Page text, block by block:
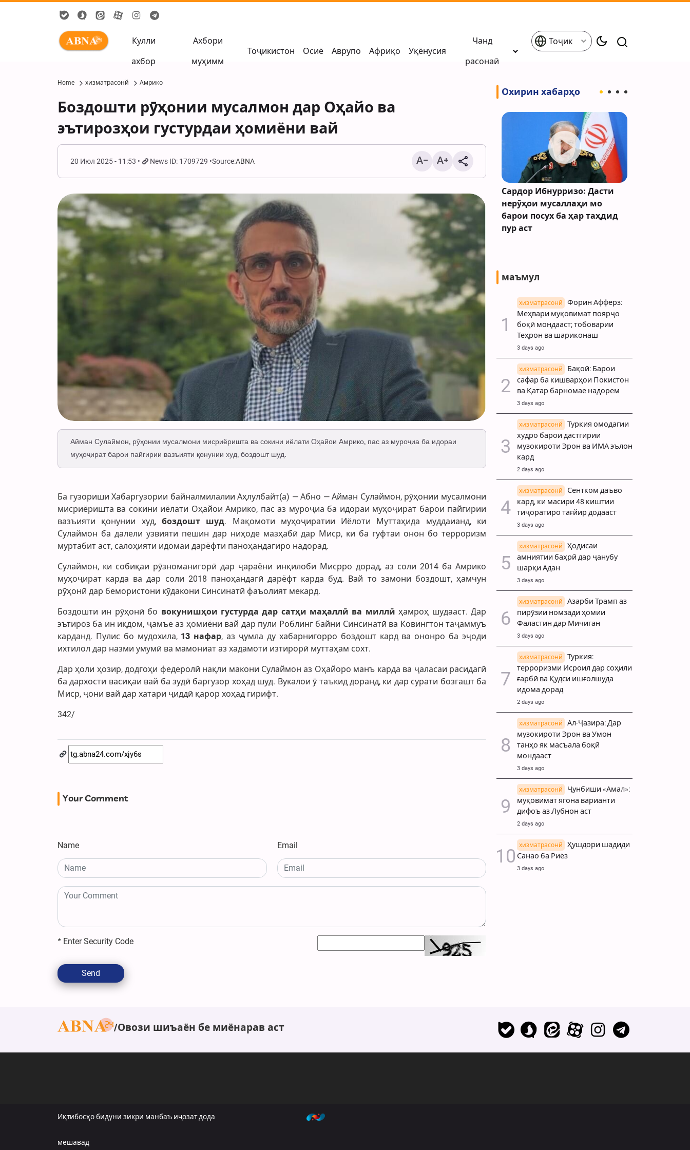
Кулли
ахбор
Ахбори
муҳимм
Тоҷикистон Осиё Аврупо Африқо Уқёнусия
Чанд
расонаӣ
Тоҷик
Home хизматрасонй Амрико
Боздошти рӯҳонии мусалмон дар Оҳайо ва
эътирозҳои густурдаи ҳомиёни вай
20 Июл 2025 - 11:53 News ID: 1709729 Source:ABNA
Айман Сулаймон, рӯҳонии мусалмони мисриёришта ва сокини иёлати Оҳайои Амрико, пас аз муроҷиа ба идораи
муҳоҷират барои пайгирии вазъияти қонунии худ, боздошт шуд.
Ба гузориши Хабаргузории байналмилалии Аҳлулбайт(а) — Абно — Айман Сулаймон, рӯҳонии мусалмони
мисриёришта ва сокини иёлати Оҳайои Амрико, пас аз муроҷиа ба идораи муҳоҷират барои пайгирии
вазъияти қонунии худ, боздошт шуд. Мақомоти муҳоҷиратии Иёлоти Муттаҳида муддаианд, ки
Сулаймон ба далели узвияти пешин дар ниҳоде мазҳабӣ дар Миср, ки ба гуфтаи онон бо терроризм
муртабит аст, салоҳияти идомаи дарёфти паноҳандагиро надорад.
Сулаймон, ки собиқаи рӯзноманигорӣ дар ҷараёни инқилоби Мисрро дорад, аз соли 2014 ба Амрико
муҳоҷират карда ва дар соли 2018 паноҳандагӣ дарёфт карда буд. Вай то замони боздошт, ҳамчун
рӯҳонӣ дар бемористони кӯдакони Синсинатӣ фаъолият мекард.
Боздошти ин рӯҳонӣ бо вокунишҳои густурда дар сатҳи маҳаллӣ ва миллӣ ҳамроҳ шудааст. Дар
эътироз ба ин иқдом, ҷамъе аз ҳомиёни вай дар пули Роблинг байни Синсинатӣ ва Ковингтон таҷаммуъ
карданд. Пулис бо мудохила, 13 нафар, аз ҷумла ду хабарнигорро боздошт кард ва ононро ба эҷоди
ихтилол дар назми умумӣ ва мамониат аз хадамоти изтирорӣ муттаҳам сохт.
Дар ҳоли ҳозир, додгоҳи федеролӣ нақли макони Сулаймон аз Оҳайоро манъ карда ва ҷаласаи расидагӣ
ба дархости васиқаи вай ба зудӣ баргузор хоҳад шуд. Вукалои ӯ таъкид доранд, ки дар сурати бозгашт ба
Миср, ҷони вай дар хатари ҷиддӣ қарор хоҳад гирифт.
342/
Your Comment
Name Email
* Enter Security Code
Send
Охирин хабарҳо
Туркия: терроризми Исроил
дар соҳили ғарбӣ ва Қудси
ишғолшуда идома дорад
Сардор Ибнурризо: Дасти
нерӯҳои мусаллаҳи мо
барои посух ба ҳар таҳдид
пур аст
маъмул
хизматрасонй
Форин Афферз:
Меҳвари муқовимат поярҷо
боқӣ мондааст; тобоварии
Теҳрон ва шариконаш
3 days ago
хизматрасонй
Бақоӣ: Барои
сафар ба кишварҳои Покистон
ва Қатар барномае надорем
3 days ago
хизматрасонй
Туркия омодагии
худро барои дастгирии
музокироти Эрон ва ИМА эълон
кард
2 days ago
хизматрасонй
Сентком даъво
кард, ки масири 48 киштии
тиҷоратиро тағйир додааст
3 days ago
хизматрасонй
Ҳодисаи
амниятии баҳрӣ дар ҷанубу
шарқи Адан
3 days ago
хизматрасонй
Азарби Трамп аз
пирӯзии номзади ҳомии
Фаластин дар Мичиган
3 days ago
хизматрасонй
Туркия:
терроризми Исроил дар соҳили
ғарбӣ ва Қудси ишғолшуда
идома дорад
2 days ago
хизматрасонй
Ал-Ҷазира: Дар
музокироти Эрон ва Умон
танҳо як масъала боқӣ
мондааст
3 days ago
хизматрасонй
Ҷунбиши «Амал»:
муқовимат ягона варианти
дифоъ аз Лубнон аст
2 days ago
хизматрасонй
Ҳушдори шадиди
Санао ба Риёз
3 days ago
Овози шиъаён бе миёнарав аст
Иқтибосҳо бидуни зикри манбаъ иҷозат дода
мешавад